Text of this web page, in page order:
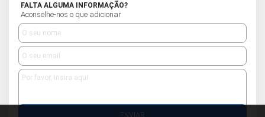
FALTA ALGUMA INFORMAÇÃO?
Aconselhe-nos o que adicionar
ENVIAR